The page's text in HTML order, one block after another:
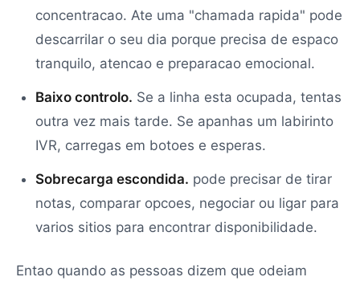
concentracao. Ate uma "chamada rapida" pode
descarrilar o seu dia porque precisa de espaco
tranquilo, atencao e preparacao emocional.
Baixo controlo. Se a linha esta ocupada, tentas
outra vez mais tarde. Se apanhas um labirinto
IVR, carregas em botoes e esperas.
Sobrecarga escondida. pode precisar de tirar
notas, comparar opcoes, negociar ou ligar para
varios sitios para encontrar disponibilidade.
Entao quando as pessoas dizem que odeiam